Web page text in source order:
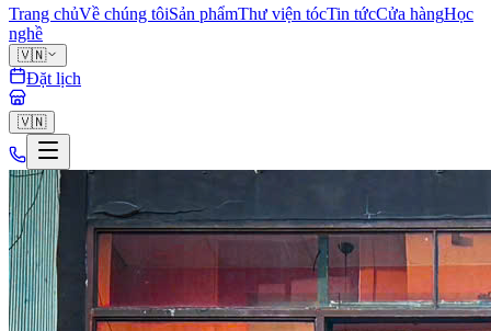
Trang chủVề chúng tôiSản phẩmThư viện tócTin tứcCửa hàngHọc
nghề
🇻🇳
Đặt lịch
🇻🇳